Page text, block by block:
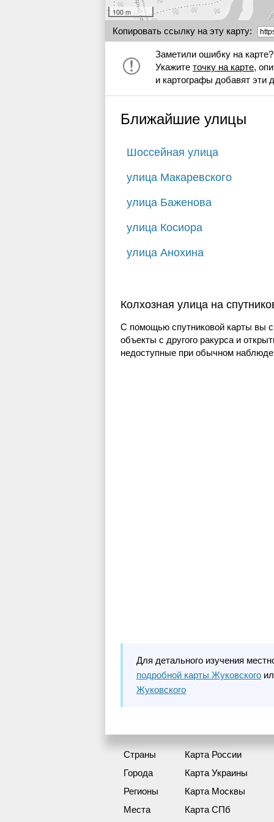
100 m
Копировать ссылку на эту карту:
Заметили ошибку на карте?
Укажите точку на карте,
и картографы добавят эти
Ближайшие улицы
Шоссейная улица
улица Макаревского
улица Баженова
улица Косиора
улица Анохина
Колхозная улица на
С помощью спутниковой карты вы
объекты с другого ракурса и
недоступные при обычном
Для детального изучения
подробной карты Жуковского
Жуковского
Страны
Города
Регионы
Места
Карта России
Карта Украины
Карта Москвы
Карта СПб